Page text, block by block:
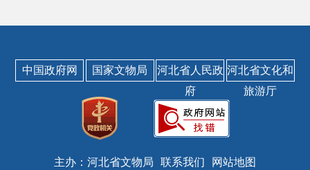
中国政府网 国家文物局
河北省人民政
府
河北省文化和
旅游厅
主办：河北省文物局 联系我们 网站地图